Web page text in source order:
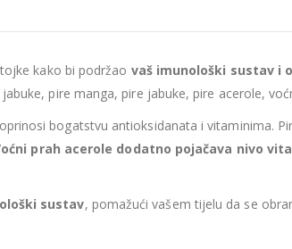
kako bi podržao vaš imunološki sustav i
pire manga, pire jabuke, pire acerole,
bogatstvu antioksidanata i vitaminima.
prah acerole dodatno pojačava nivo
sustav, pomažući vašem tijelu da se